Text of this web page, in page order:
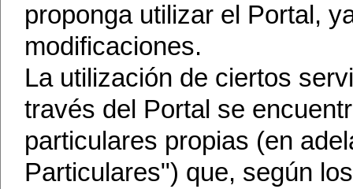
proponga utilizar el Portal,
modificaciones.
La utilización de ciertos
través del Portal se
particulares propias (en
Particulares") que, según